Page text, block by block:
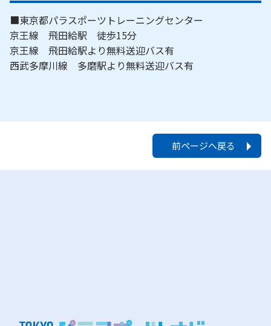
■東京都パラスポーツトレーニングセンター
京王線 飛田給駅 徒歩15分
京王線 飛田給駅より無料送迎バス有
西武多摩川線 多磨駅より無料送迎バス有
前ページへ戻る